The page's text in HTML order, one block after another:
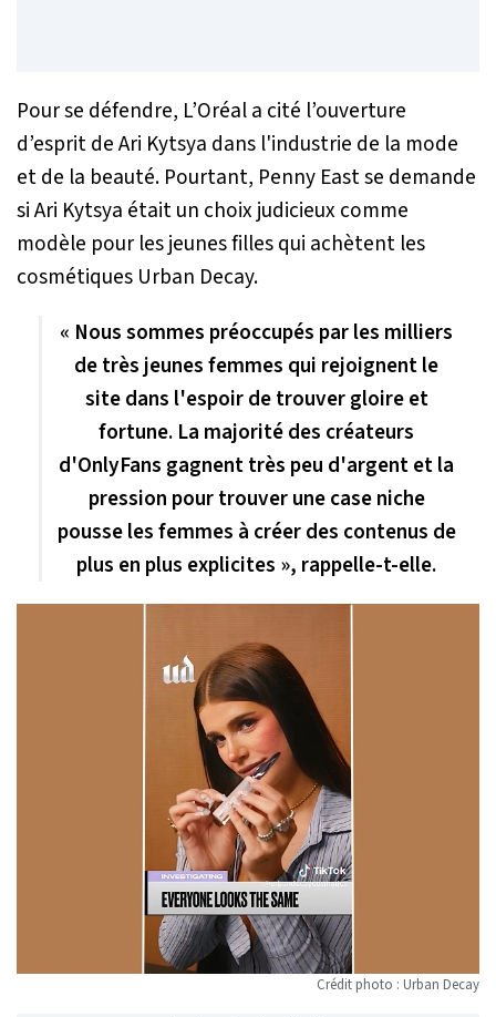
Pour se défendre, L’Oréal a cité l’ouverture
d’esprit de Ari Kytsya dans l'industrie de la mode
et de la beauté. Pourtant, Penny East se demande
si Ari Kytsya était un choix judicieux comme
modèle pour les jeunes filles qui achètent les
cosmétiques Urban Decay.
« Nous sommes préoccupés par les milliers
de très jeunes femmes qui rejoignent le
site dans l'espoir de trouver gloire et
fortune. La majorité des créateurs
d'OnlyFans gagnent très peu d'argent et la
pression pour trouver une case niche
pousse les femmes à créer des contenus de
plus en plus explicites », rappelle-t-elle.
Crédit photo : Urban Decay